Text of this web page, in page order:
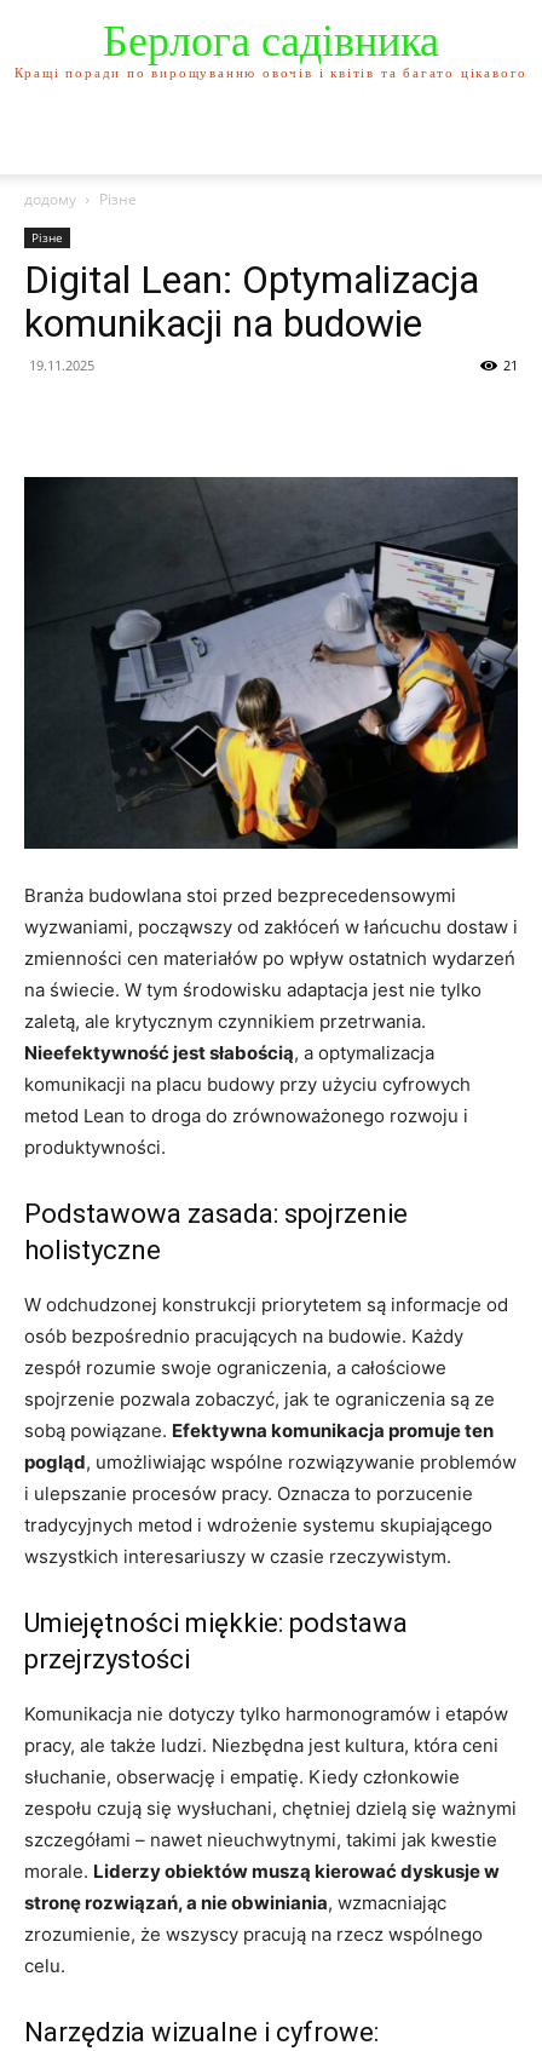
Берлога садівника
Кращі поради по вирощуванню овочів і квітів та багато цікавого
додому Різне
Різне
Digital Lean: Optymalizacja
komunikacji na budowie
19.11.2025 21
Branża budowlana stoi przed bezprecedensowymi
wyzwaniami, począwszy od zakłóceń w łańcuchu dostaw i
zmienności cen materiałów po wpływ ostatnich wydarzeń
na świecie. W tym środowisku adaptacja jest nie tylko
zaletą, ale krytycznym czynnikiem przetrwania.
Nieefektywność jest słabością, a optymalizacja
komunikacji na placu budowy przy użyciu cyfrowych
metod Lean to droga do zrównoważonego rozwoju i
produktywności.
Podstawowa zasada: spojrzenie
holistyczne
W odchudzonej konstrukcji priorytetem są informacje od
osób bezpośrednio pracujących na budowie. Każdy
zespół rozumie swoje ograniczenia, a całościowe
spojrzenie pozwala zobaczyć, jak te ograniczenia są ze
sobą powiązane. Efektywna komunikacja promuje ten
pogląd, umożliwiając wspólne rozwiązywanie problemów
i ulepszanie procesów pracy. Oznacza to porzucenie
tradycyjnych metod i wdrożenie systemu skupiającego
wszystkich interesariuszy w czasie rzeczywistym.
Umiejętności miękkie: podstawa
przejrzystości
Komunikacja nie dotyczy tylko harmonogramów i etapów
pracy, ale także ludzi. Niezbędna jest kultura, która ceni
słuchanie, obserwację i empatię. Kiedy członkowie
zespołu czują się wysłuchani, chętniej dzielą się ważnymi
szczegółami – nawet nieuchwytnymi, takimi jak kwestie
morale. Liderzy obiektów muszą kierować dyskusje w
stronę rozwiązań, a nie obwiniania, wzmacniając
zrozumienie, że wszyscy pracują na rzecz wspólnego
celu.
Narzędzia wizualne i cyfrowe: